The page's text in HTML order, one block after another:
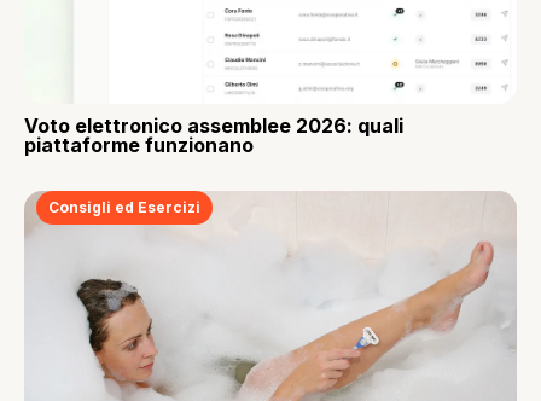
Voto elettronico assemblee 2026: quali
piattaforme funzionano
Consigli ed Esercizi